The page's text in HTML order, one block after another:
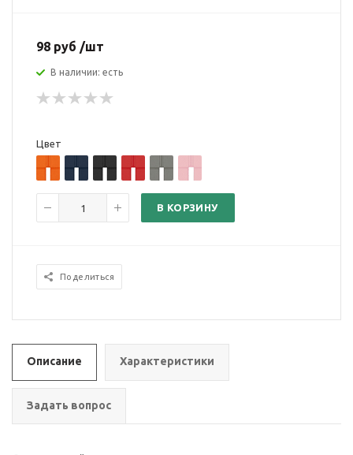
98 руб /шт
В наличии: есть
Цвет
В КОРЗИНУ
Поделиться
Описание Характеристики
Задать вопрос